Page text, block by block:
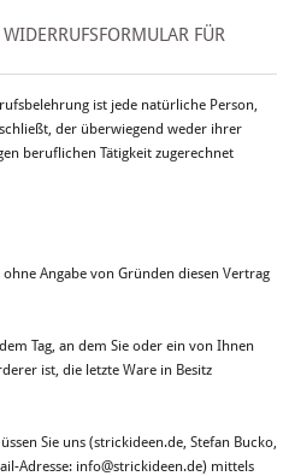
FÜR
ist jede natürliche Person,
der überwiegend weder ihrer
beruflichen Tätigkeit zugerechnet
Angabe von Gründen diesen Vertrag
Tag, an dem Sie oder ein von Ihnen
ist, die letzte Ware in Besitz
Sie uns (strickideen.de, Stefan Bucko,
Adresse: info@strickideen.de) mittels